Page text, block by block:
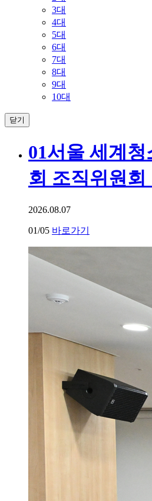
3대
4대
5대
6대
7대
8대
9대
10대
닫기
01서울 세계청
회 조직위원회
2026.08.07
01/05 바로가기